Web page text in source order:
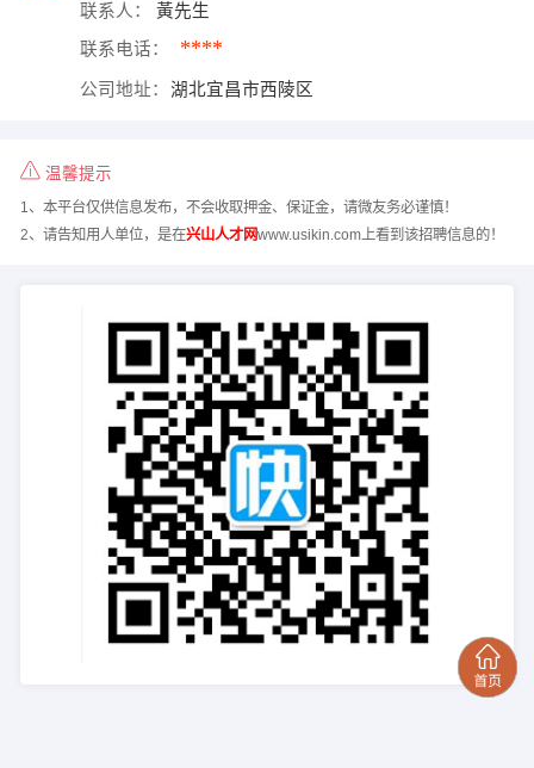
联系人： 黃先生
联系电话： ****
公司地址： 湖北宜昌市西陵区
温馨提示
1、本平台仅供信息发布，不会收取押金、保证金，请微友务必谨慎！
2、请告知用人单位，是在兴山人才网www.usikin.com上看到该招聘信息的！